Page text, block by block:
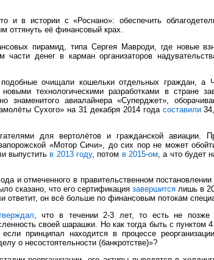
и в истории с «Роснано»: обеспечить
оттянуть её финансовый крах.
пирамид, типа Сергея Мавроди, где новые
денег в карман организаторов
очищали кошельки отдельных граждан, а
технологическими разработками в стране
знаменитого авиалайнера «Суперджет»,
Сухого» на 31 декабря 2014 года составили
для вертолётов и гражданской авиации.
«Мотор Сичи», до сих пор не может
выпуститьв 2013 году, потом в 2015-ом , а что будет
и отмеченного в правительственном
сказано, что его сертификация завершится лишь в
ответит, он всё больше по финансовым потокам
, что в течении 2-3 лет, то есть не позже
своей шарашки. Но как тогда быть с пунктом
принципал находится в процессе
о несостоятельности (банкротстве)»?